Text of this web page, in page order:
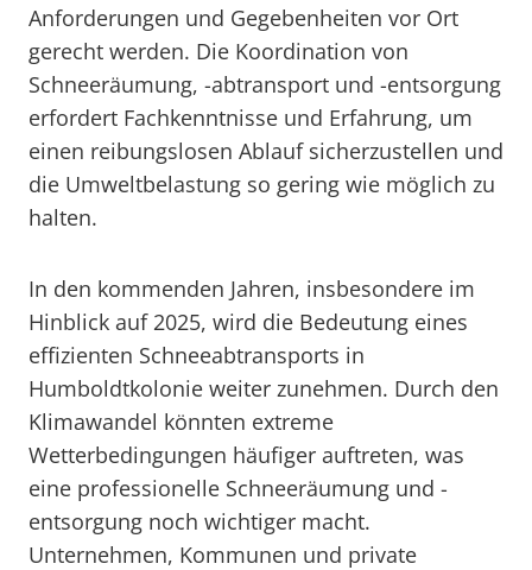
Anforderungen und Gegebenheiten vor Ort
gerecht werden. Die Koordination von
Schneeräumung, -abtransport und -entsorgung
erfordert Fachkenntnisse und Erfahrung, um
einen reibungslosen Ablauf sicherzustellen und
die Umweltbelastung so gering wie möglich zu
halten.
In den kommenden Jahren, insbesondere im
Hinblick auf 2025, wird die Bedeutung eines
effizienten Schneeabtransports in
Humboldtkolonie weiter zunehmen. Durch den
Klimawandel könnten extreme
Wetterbedingungen häufiger auftreten, was
eine professionelle Schneeräumung und -
entsorgung noch wichtiger macht.
Unternehmen, Kommunen und private